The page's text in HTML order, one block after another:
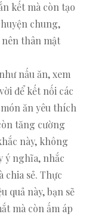
kết mà còn tạo
chung,
thân mật
nấu ăn, xem
để kết nối các
ăn yêu thích
tăng cường
này, không
ý nghĩa, nhắc
chia sẻ. Thực
quả này, bạn sẽ
mà còn ấm áp